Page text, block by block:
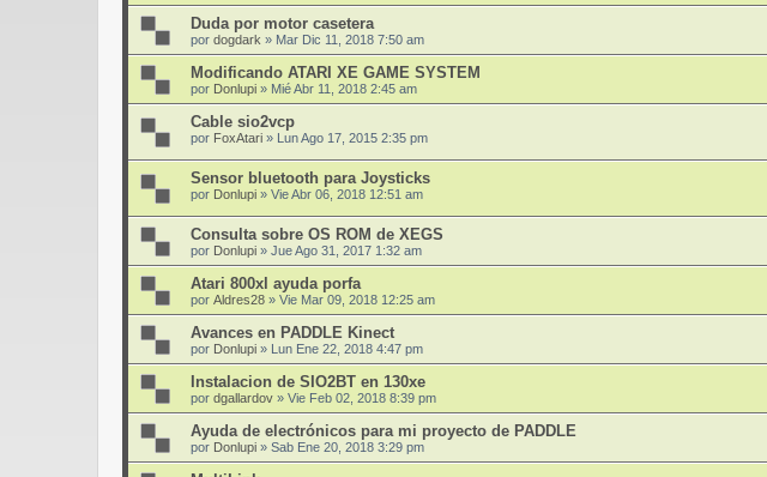
Duda por motor casetera
por dogdark » Mar Dic 11, 2018 7:50 am
Modificando ATARI XE GAME SYSTEM
por Donlupi » Mié Abr 11, 2018 2:45 am
Cable sio2vcp
por FoxAtari » Lun Ago 17, 2015 2:35 pm
Sensor bluetooth para Joysticks
por Donlupi » Vie Abr 06, 2018 12:51 am
Consulta sobre OS ROM de XEGS
por Donlupi » Jue Ago 31, 2017 1:32 am
Atari 800xl ayuda porfa
por Aldres28 » Vie Mar 09, 2018 12:25 am
Avances en PADDLE Kinect
por Donlupi » Lun Ene 22, 2018 4:47 pm
Instalacion de SIO2BT en 130xe
por dgallardov » Vie Feb 02, 2018 8:39 pm
Ayuda de electrónicos para mi proyecto de PADDLE
por Donlupi » Sab Ene 20, 2018 3:29 pm